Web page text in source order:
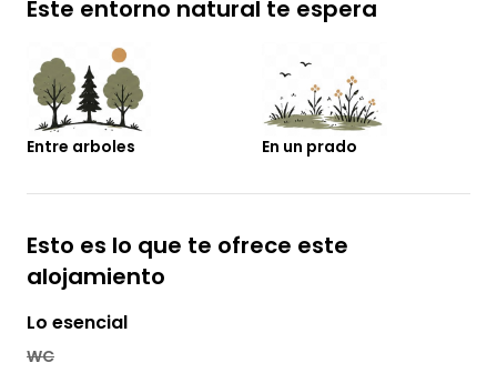
Este entorno natural te espera
Entre arboles En un prado
Esto es lo que te ofrece este
alojamiento
Lo esencial
WC